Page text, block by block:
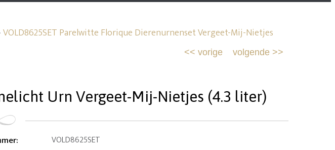
VOLD8625SET Parelwitte Florique Dierenurnenset Vergeet-Mij-Nietjes
volgende >>
<< vorige
Urn Vergeet-Mij-Nietjes (4.3 liter)
: VOLD8625SET